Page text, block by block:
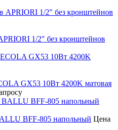
1/2" без кронштейнов
GX53 10Вт 4200K матовая
BFF-805 напольный Цена